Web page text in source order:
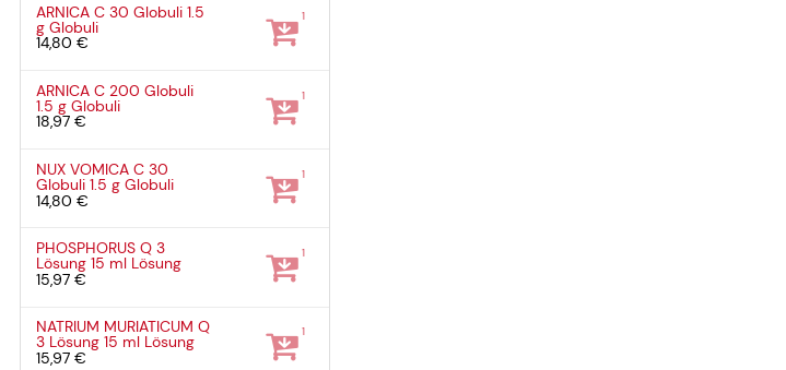
ARNICA C 30 Globuli1.5
gGlobuli
14,80 €
1
ARNICA C 200 Globuli
1.5 gGlobuli
18,97 €
1
NUX VOMICA C 30
Globuli1.5 gGlobuli
14,80 €
1
PHOSPHORUS Q 3
Lösung15 ml Lösung
15,97 €
1
NATRIUM MURIATICUM Q
3 Lösung15 ml Lösung
15,97 €
1